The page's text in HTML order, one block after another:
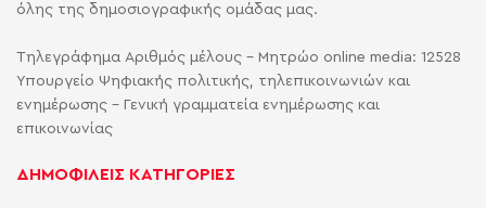
όλης της δημοσιογραφικής ομάδας μας.
Τηλεγράφημα Αριθμός μέλους - Μητρώο online media: 12528
Υπουργείο Ψηφιακής πολιτικής, τηλεπικοινωνιών και
ενημέρωσης - Γενική γραμματεία ενημέρωσης και
επικοινωνίας
ΔΗΜΟΦΙΛΕΙΣ ΚΑΤΗΓΟΡΙΕΣ